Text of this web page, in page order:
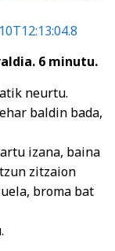
6 minutu.
neurtu.
baldin bada,
izana, baina
zitzaion
broma bat